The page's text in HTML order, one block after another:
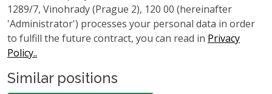
1289/7, Vinohrady (Prague 2), 120 00 (hereinafter
'Administrator') processes your personal data in order
to fulfill the future contract, you can read in Privacy
Policy..
Similar positions